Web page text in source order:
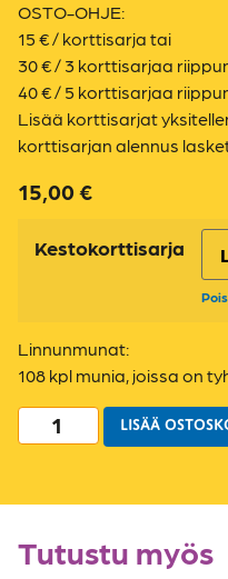
OSTO-OHJE:
15 € / korttisarja tai
30 € / 3 korttisarjaa
40 € / 5 korttisarjaa
Lisää korttisarjat
korttisarjan alennus
15,00€
Kestokorttisarja
Linnunmunat:
108 kpl munia, joissa on
LISÄÄ
Tutustu myös